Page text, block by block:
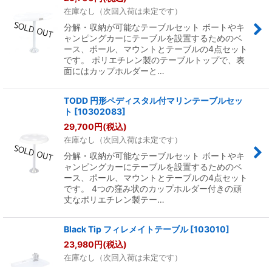
在庫なし（次回入荷は未定です）
分解・収納が可能なテーブルセット ボートやキ
ャンピングカーにテーブルを設置するためのベ
ース、ポール、マウントとテーブルの4点セット
です。 ポリエチレン製のテーブルトップで、表
面にはカップホルダーと…
TODD 円形ペディスタル付マリンテーブルセッ
ト [10302083]
29,700円(税込)
在庫なし（次回入荷は未定です）
分解・収納が可能なテーブルセット ボートやキ
ャンピングカーにテーブルを設置するためのベ
ース、ポール、マウントとテーブルの4点セット
です。 4つの窪み状のカップホルダー付きの頑
丈なポリエチレン製テー…
Black Tip フィレメイトテーブル [103010]
23,980円(税込)
在庫なし（次回入荷は未定です）